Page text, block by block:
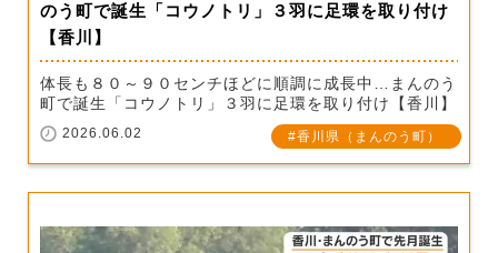
のう町で誕生「コウノトリ」３羽に足環を取り付け
【香川】
体長も８０～９０センチほどに順調に成長中…まんのう
町で誕生「コウノトリ」３羽に足環を取り付け【香川】
2026.06.02 香川県（まんのう町）